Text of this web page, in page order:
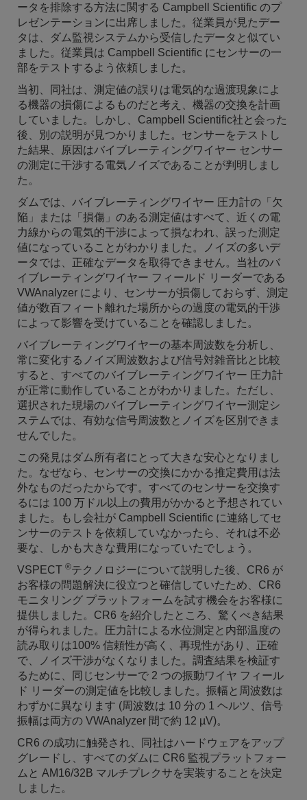
ータを排除する方法に関する Campbell Scientific のプ
レゼンテーションに出席しました。従業員が見たデー
タは、ダム監視システムから受信したデータと似てい
ました。従業員は Campbell Scientific にセンサーの一
部をテストするよう依頼しました。
当初、同社は、測定値の誤りは電気的な過渡現象によ
る機器の損傷によるものだと考え、機器の交換を計画
していました。しかし、Campbell Scientific社と会った
後、別の説明が見つかりました。センサーをテストし
た結果、原因はバイブレーティングワイヤー センサー
の測定に干渉する電気ノイズであることが判明しまし
た。
ダムでは、バイブレーティングワイヤー 圧力計の「欠
陥」または「損傷」のある測定値はすべて、近くの電
力線からの電気的干渉によって損なわれ、誤った測定
値になっていることがわかりました。ノイズの多いデ
ータでは、正確なデータを取得できません。当社のバ
イブレーティングワイヤー フィールド リーダーである
VWAnalyzer により、センサーが損傷しておらず、測定
値が数百フィート離れた場所からの過度の電気的干渉
によって影響を受けていることを確認しました。
バイブレーティングワイヤーの基本周波数を分析し、
常に変化するノイズ周波数および信号対雑音比と比較
すると、すべてのバイブレーティングワイヤー 圧力計
が正常に動作していることがわかりました。ただし、
選択された現場のバイブレーティングワイヤー測定シ
ステムでは、有効な信号周波数とノイズを区別できま
せんでした。
この発見はダム所有者にとって大きな安心となりまし
た。なぜなら、センサーの交換にかかる推定費用は法
外なものだったからです。すべてのセンサーを交換す
るには 100 万ドル以上の費用がかかると予想されてい
ました。もし会社が Campbell Scientific に連絡してセ
ンサーのテストを依頼していなかったら、それは不必
要な、しかも大きな費用になっていたでしょう。
VSPECT ®テクノロジーについて説明した後、CR6 が
お客様の問題解決に役立つと確信していたため、CR6
モニタリング プラットフォームを試す機会をお客様に
提供しました。CR6 を紹介したところ、驚くべき結果
が得られました。圧力計による水位測定と内部温度の
読み取りは100% 信頼性が高く、再現性があり、正確
で、ノイズ干渉がなくなりました。調査結果を検証す
るために、同じセンサーで 2 つの振動ワイヤ フィール
ド リーダーの測定値を比較しました。振幅と周波数は
わずかに異なります (周波数は 10 分の 1 ヘルツ、信号
振幅は両方の VWAnalyzer 間で約 12 µV)。
CR6 の成功に触発され、同社はハードウェアをアップ
グレードし、すべてのダムに CR6 監視プラットフォー
ムと AM16/32B マルチプレクサを実装することを決定
しました。